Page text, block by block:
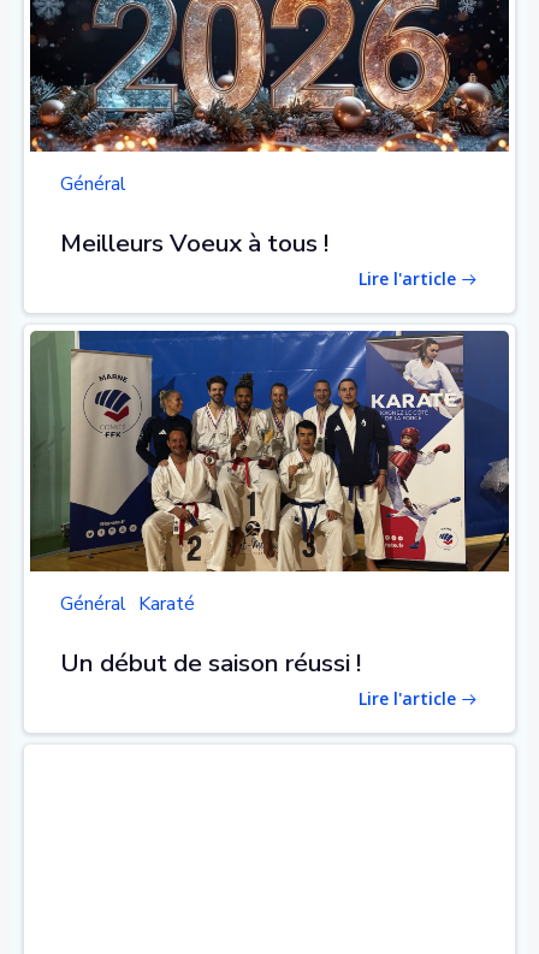
Général
Meilleurs Voeux à tous !
Lire l'article
Général Karaté
Un début de saison réussi !
Lire l'article